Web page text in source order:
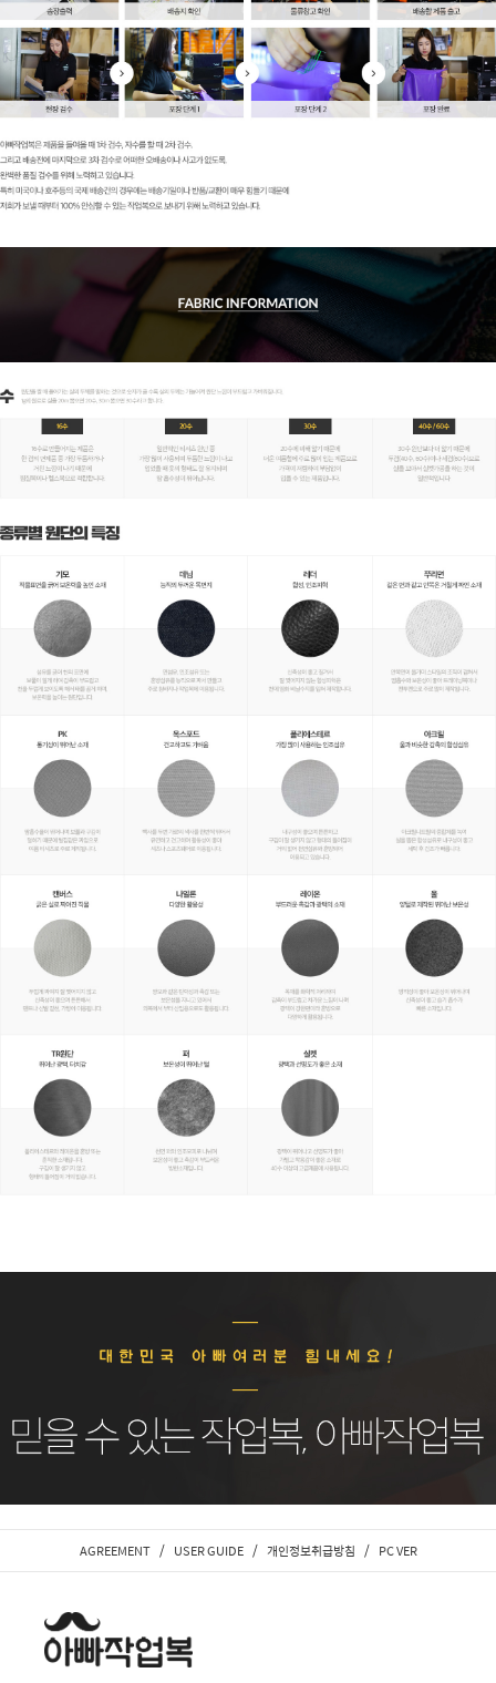
AGREEMENT / USER GUIDE / 개인정보취급방침 / PC VER